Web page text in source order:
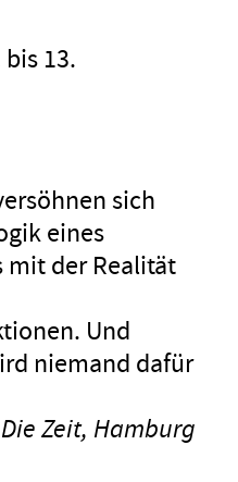
13.
sich
eines
mit der Realität
Und
niemand dafür
Zeit, Hamburg